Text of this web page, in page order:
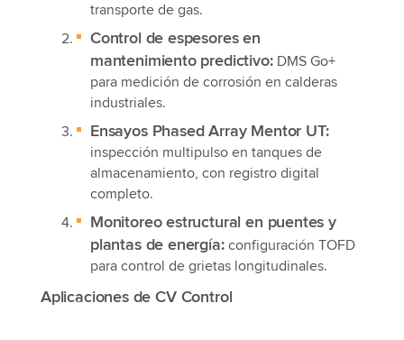
transporte de gas.
Control de espesores en
mantenimiento predictivo:DMS Go+
para medición de corrosión en calderas
industriales.
Ensayos Phased Array Mentor UT:
inspección multipulso en tanques de
almacenamiento, con registro digital
completo.
Monitoreo estructural en puentes y
plantas de energía:configuración TOFD
para control de grietas longitudinales.
Aplicaciones de CV Control